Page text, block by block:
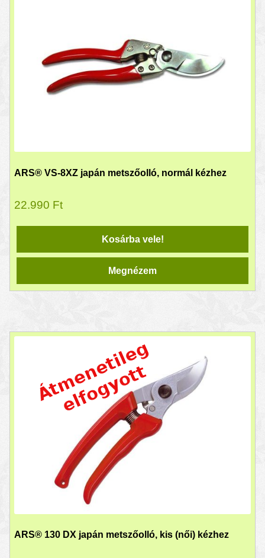
ARS® VS-8XZ japán metszőolló, normál kézhez
22.990 Ft
Kosárba vele!
Megnézem
ARS® 130 DX japán metszőolló, kis (női) kézhez